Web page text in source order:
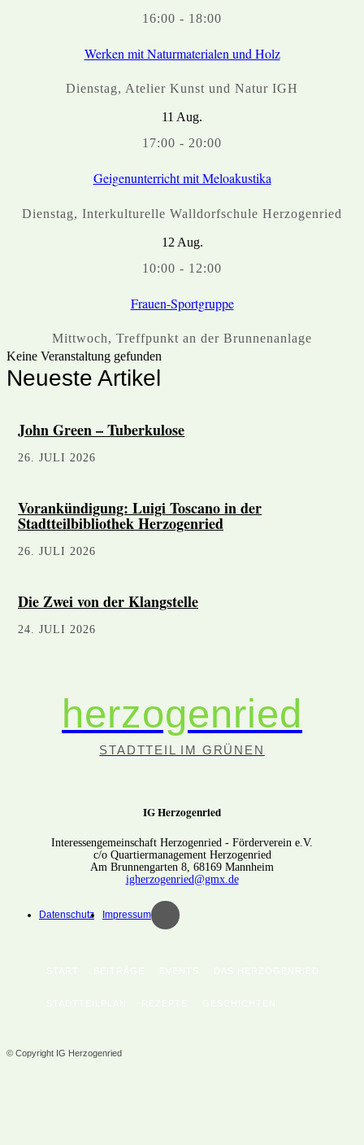
16:00 - 18:00
Werken mit Naturmaterialen und Holz
Dienstag, Atelier Kunst und Natur IGH
11 Aug.
17:00 - 20:00
Geigenunterricht mit Meloakustika
Dienstag, Interkulturelle Walldorfschule Herzogenried
12 Aug.
10:00 - 12:00
Frauen-Sportgruppe
Mittwoch, Treffpunkt an der Brunnenanlage
Keine Veranstaltung gefunden
Neueste Artikel
John Green – Tuberkulose
26. JULI 2026
Vorankündigung: Luigi Toscano in der
Stadtteilbibliothek Herzogenried
26. JULI 2026
Die Zwei von der Klangstelle
24. JULI 2026
herzogenried
STADTTEIL IM GRÜNEN
IG Herzogenried
Interessengemeinschaft Herzogenried - Förderverein e.V.
c/o Quartiermanagement Herzogenried
Am Brunnengarten 8, 68169 Mannheim
igherzogenried@gmx.de
Datenschutz Impressum
© Copyright IG Herzogenried